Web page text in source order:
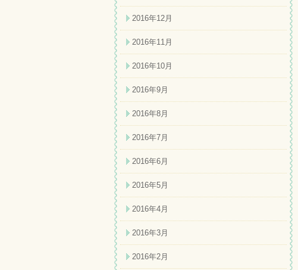
2016年12月
2016年11月
2016年10月
2016年9月
2016年8月
2016年7月
2016年6月
2016年5月
2016年4月
2016年3月
2016年2月